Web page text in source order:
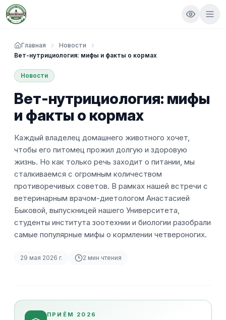
Главная
Новости
Вет-нутрициология: мифы и факты о кормах
Новости
Вет-нутрициология: мифы
и факты о кормах
Каждый владелец домашнего животного хочет,
чтобы его питомец прожил долгую и здоровую
жизнь. Но как только речь заходит о питании, мы
сталкиваемся с огромным количеством
противоречивых советов. В рамках нашей встречи с
ветеринарным врачом-диетологом Анастасией
Быковой, выпускницей нашего Университета,
студенты института зоотехнии и биологии разобрали
самые популярные мифы о кормлении четвероногих.
29 мая 2026 г. 2 мин чтения
ПРИЁМ 2026